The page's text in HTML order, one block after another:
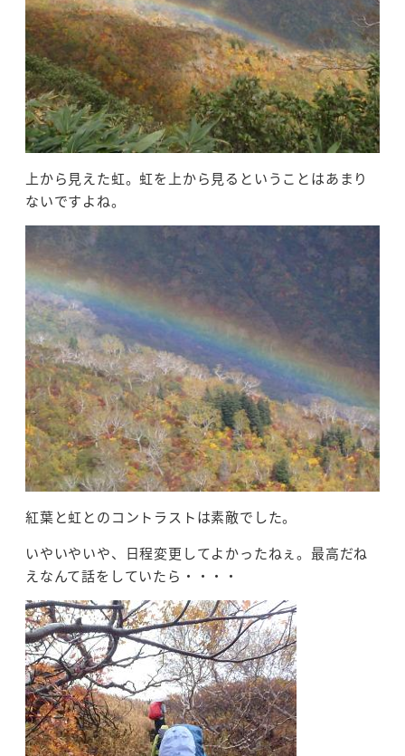
上から見えた虹。虹を上から見るということはあまり
ないですよね。
紅葉と虹とのコントラストは素敵でした。
いやいやいや、日程変更してよかったねぇ。最高だね
えなんて話をしていたら・・・・